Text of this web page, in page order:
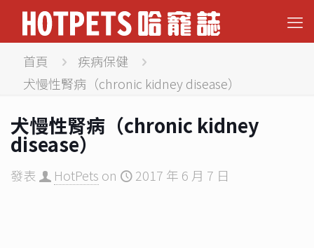
首頁
疾病保健
犬慢性腎病（chronic kidney disease）
犬慢性腎病（chronic kidney
disease）
發表 HotPets on 2017 年 6 月 7 日